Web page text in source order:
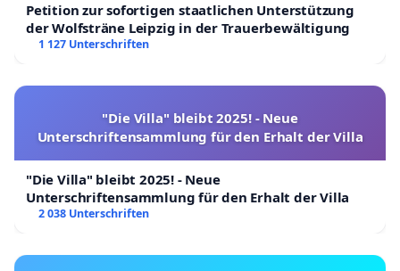
Petition zur sofortigen staatlichen Unterstützung
der Wolfsträne Leipzig in der Trauerbewältigung
1 127 Unterschriften
"Die Villa" bleibt 2025! - Neue
Unterschriftensammlung für den Erhalt der Villa
"Die Villa" bleibt 2025! - Neue
Unterschriftensammlung für den Erhalt der Villa
2 038 Unterschriften